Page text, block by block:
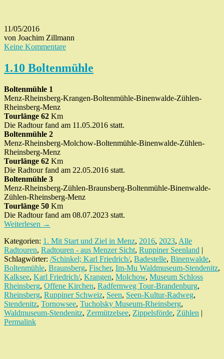
11/05/2016
von Joachim Zillmann
Keine Kommentare
1.10 Boltenmühle
Boltenmühle 1
Menz-Rheinsberg-Krangen-Boltenmühle-Binenwalde-Zühlen-
Rheinsberg-Menz
Tourlänge 62 Km
Die Radtour fand am 11.05.2016 statt.
Boltenmühle 2
Menz-Rheinsberg-Molchow-Boltenmühle-Binenwalde-Zühlen-
Rheinsberg-Menz
Tourlänge 62 Km
Die Radtour fand am 22.05.2016 statt.
Boltenmühle 3
Menz-Rheinsberg-Zühlen-Braunsberg-Boltenmühle-Binenwalde-
Zühlen-Rheinsberg-Menz
Tourlänge 50 Km
Die Radtour fand am 08.07.2023 statt.
Weiterlesen →
Kategorien: 1. Mit Start und Ziel in Menz, 2016, 2023, Alle
Radtouren, Radtouren - aus Menzer Sicht, Ruppiner Seenland |
Schlagwörter: /Schinkel; Karl Friedrich/, Badestelle, Binenwalde,
Boltenmühle, Braunsberg, Fischer, Im-Mu Waldmuseum-Stendenitz,
Kalksee, Karl Friedrich/, Krangen, Molchow, Museum Schloss
Rheinsberg, Offene Kirchen, Radfernweg Tour-Brandenburg,
Rheinsberg, Ruppiner Schweiz, Seen, Seen-Kultur-Radweg,
Stendenitz, Tornowsee, Tucholsky Museum-Rheinsberg,
Waldmuseum-Stendenitz, Zermützelsee, Zippelsförde, Zühlen |
Permalink